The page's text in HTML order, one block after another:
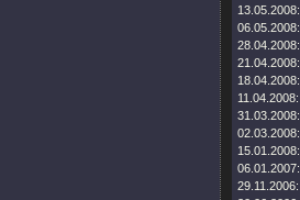
13.05.2008:
06.05.2008:
28.04.2008:
21.04.2008:
18.04.2008:
11.04.2008:
31.03.2008:
02.03.2008:
15.01.2008:
06.01.2007:
29.11.2006: